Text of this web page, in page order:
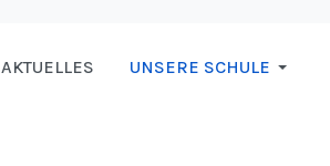
AKTUELLES UNSERE SCHULE